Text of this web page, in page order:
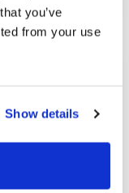
you’ve
from your use
Show details